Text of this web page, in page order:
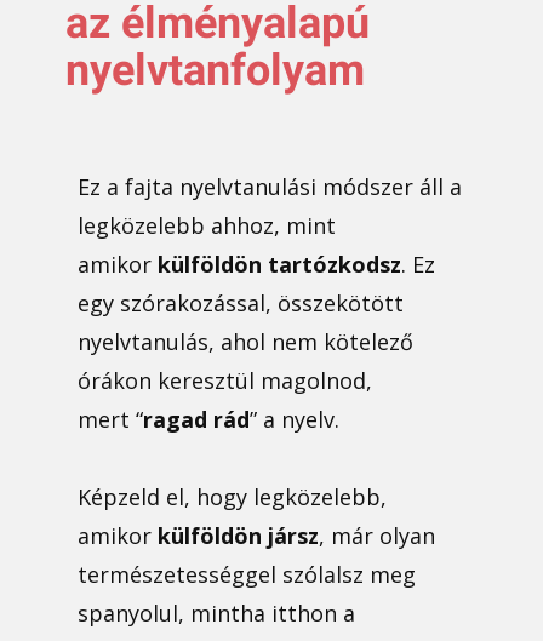
az élményalapú
nyelvtanfolyam
Ez a fajta nyelvtanulási módszer áll a
legközelebb ahhoz, mint
amikor külföldön tartózkodsz. Ez
egy szórakozással, összekötött
nyelvtanulás, ahol nem kötelező
órákon keresztül magolnod,
mert “ragad rád” a nyelv.
Képzeld el, hogy legközelebb,
amikor külföldön jársz, már olyan
természetességgel szólalsz meg
spanyolul, mintha itthon a